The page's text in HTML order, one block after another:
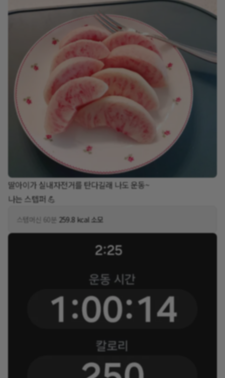
딸아이가 실내자전거를 탄다길래 나도 운동~
나는 스텝퍼 💪
스텝머신 60분 259.8 kcal 소모